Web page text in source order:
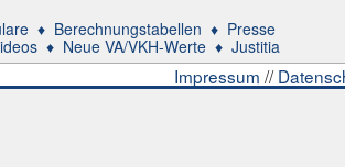
♦ Berechnungstabellen ♦ Presse
♦ Neue VA/VKH-Werte ♦ Justitia
Impressum //